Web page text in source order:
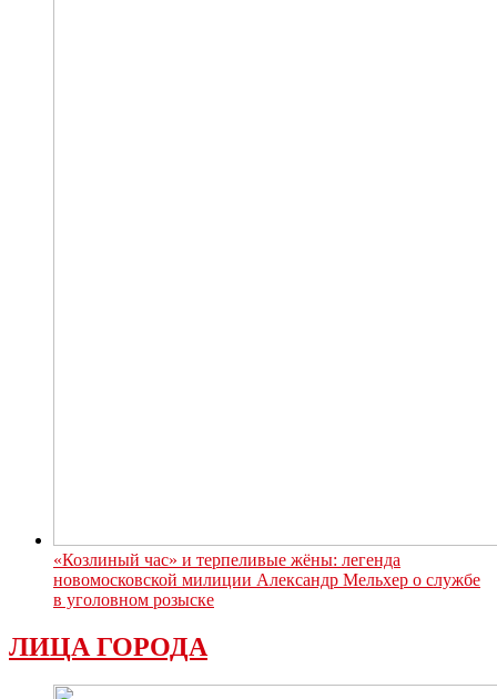
«Козлиный час» и терпеливые жёны: легенда
новомосковской милиции Александр Мельхер о службе
в уголовном розыске
ЛИЦА ГОРОДА